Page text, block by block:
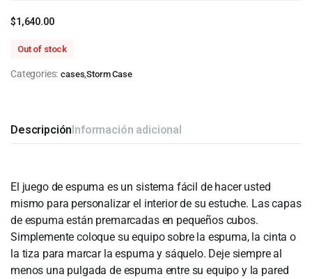
$1,640.00
Out of stock
Categories: cases ,Storm Case
Descripción Información adicional
El juego de espuma es un sistema fácil de hacer usted
mismo para personalizar el interior de su estuche. Las capas
de espuma están premarcadas en pequeños cubos.
Simplemente coloque su equipo sobre la espuma, la cinta o
la tiza para marcar la espuma y sáquelo. Deje siempre al
menos una pulgada de espuma entre su equipo y la pared